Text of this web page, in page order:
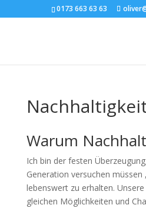
0173 663 63 63
Warum
Ich bin der festen
Generation versuchen müssen
lebenswert zu erhalten.
gleichen Möglichkeiten und